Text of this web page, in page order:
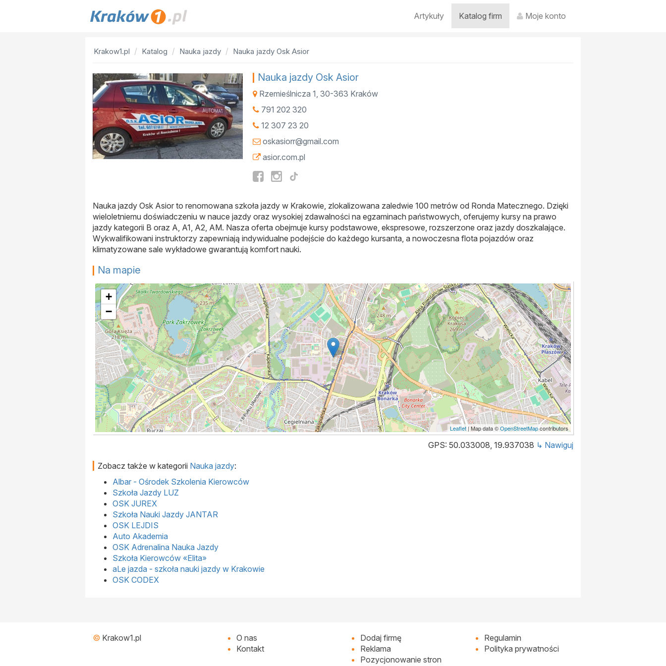
Artykuły Katalog firm Moje konto
Krakow1.pl Katalog Nauka jazdy Nauka jazdy Osk Asior
Nauka jazdy Osk Asior
Rzemieślnicza 1,30-363 Kraków
791 202 320
12 307 23 20
oskasiorr@gmail.com
asior.com.pl
Nauka jazdy Osk Asior to renomowana szkoła jazdy w Krakowie, zlokalizowana zaledwie 100 metrów od Ronda Matecznego. Dzięki
wieloletniemu doświadczeniu w nauce jazdy oraz wysokiej zdawalności na egzaminach państwowych, oferujemy kursy na prawo
jazdy kategorii B oraz A, A1, A2, AM. Nasza oferta obejmuje kursy podstawowe, ekspresowe, rozszerzone oraz jazdy doszkalające.
Wykwalifikowani instruktorzy zapewniają indywidualne podejście do każdego kursanta, a nowoczesna flota pojazdów oraz
klimatyzowane sale wykładowe gwarantują komfort nauki.
Na mapie
+
−
Leaflet| Map data ©OpenStreetMapcontributors
GPS: 50.033008, 19.937038 ↳ Nawiguj
Zobacz także w kategorii Nauka jazdy:
Albar - Ośrodek Szkolenia Kierowców
Szkoła Jazdy LUZ
OSK JUREX
Szkoła Nauki Jazdy JANTAR
OSK LEJDIS
Auto Akademia
OSK Adrenalina Nauka Jazdy
Szkoła Kierowców «Elita»
aLe jazda - szkoła nauki jazdy w Krakowie
OSK CODEX
© Krakow1.pl
O nas
Kontakt
Dodaj firmę
Reklama
Pozycjonowanie stron
Regulamin
Polityka prywatności